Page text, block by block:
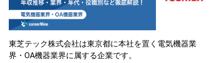
東芝テック株式会社は東京都に本社を置く電気機器業
界・OA機器業界に属する企業です。